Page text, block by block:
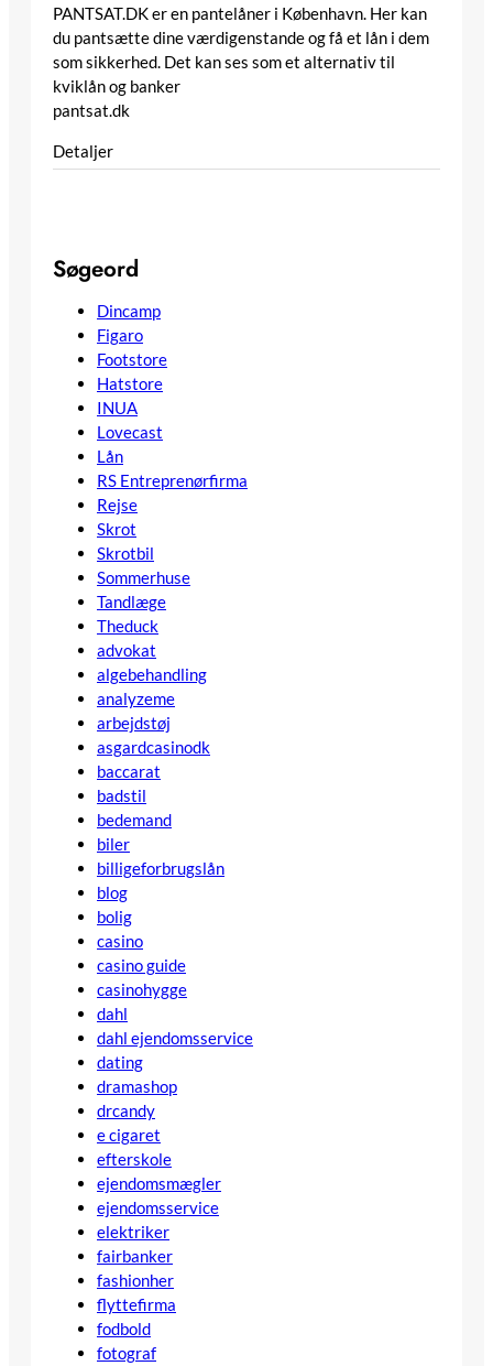
PANTSAT.DK er en pantelåner i København. Her kan
du pantsætte dine værdigenstande og få et lån i dem
som sikkerhed. Det kan ses som et alternativ til
kviklån og banker
pantsat.dk
Detaljer
Søgeord
Dincamp
Figaro
Footstore
Hatstore
INUA
Lovecast
Lån
RS Entreprenørfirma
Rejse
Skrot
Skrotbil
Sommerhuse
Tandlæge
Theduck
advokat
algebehandling
analyzeme
arbejdstøj
asgardcasinodk
baccarat
badstil
bedemand
biler
billigeforbrugslån
blog
bolig
casino
casino guide
casinohygge
dahl
dahl ejendomsservice
dating
dramashop
drcandy
e cigaret
efterskole
ejendomsmægler
ejendomsservice
elektriker
fairbanker
fashionher
flyttefirma
fodbold
fotograf